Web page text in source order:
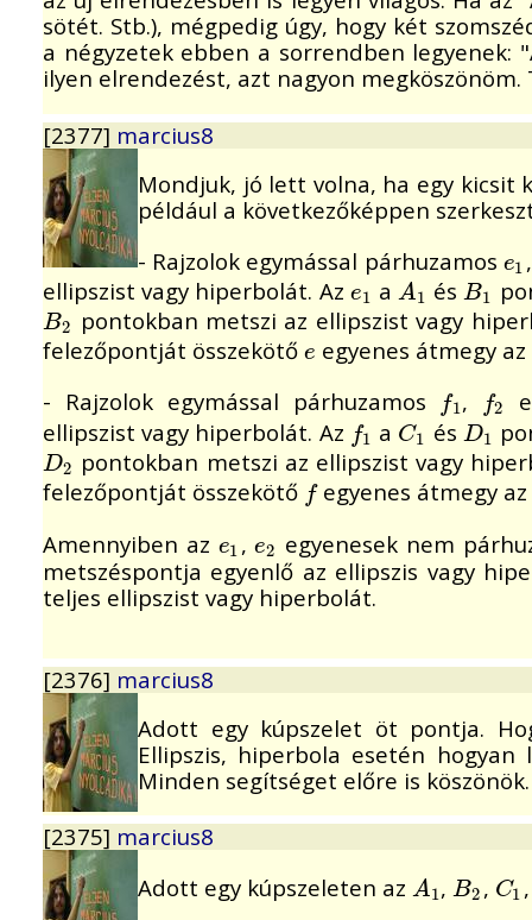
sötét. Stb.), mégpedig úgy, hogy két
a négyzetek ebben a sorrendben legyenek:
ilyen elrendezést, azt nagyon
[2377] marcius8
Mondjuk, jó lett volna, ha egy kicsit
például a következőképpen
- Rajzolok egymással párhuzamos e1
e1
ellipszist vagy hiperbolát. Az e1
e1 a A1
A1 és B1
B1
B2
B2 pontokban metszi az ellipszist vagy
felezőpontját összekötő e
e egyenes átmegy
- Rajzolok egymással párhuzamos
f1
f1, f2
f2
ellipszist vagy hiperbolát. Az f1
f1 a C1
C1 és D1
D1
D2
D2 pontokban metszi az ellipszist vagy
felezőpontját összekötő f
fegyenes átmegy
Amennyiben az e1
e1,e2
e2 egyenesek nem
metszéspontja egyenlő az ellipszis vagy
teljes ellipszist vagy hiperbolát.
[2376] marcius8
Adott egy kúpszelet öt pontja.
Ellipszis, hiperbola esetén
Minden segítséget előre is köszönök.
[2375] marcius8
Adott egy kúpszeleten az A1
A1, B2
B2, C1
C1